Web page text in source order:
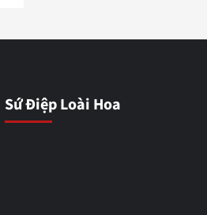
Sứ Điệp Loài Hoa